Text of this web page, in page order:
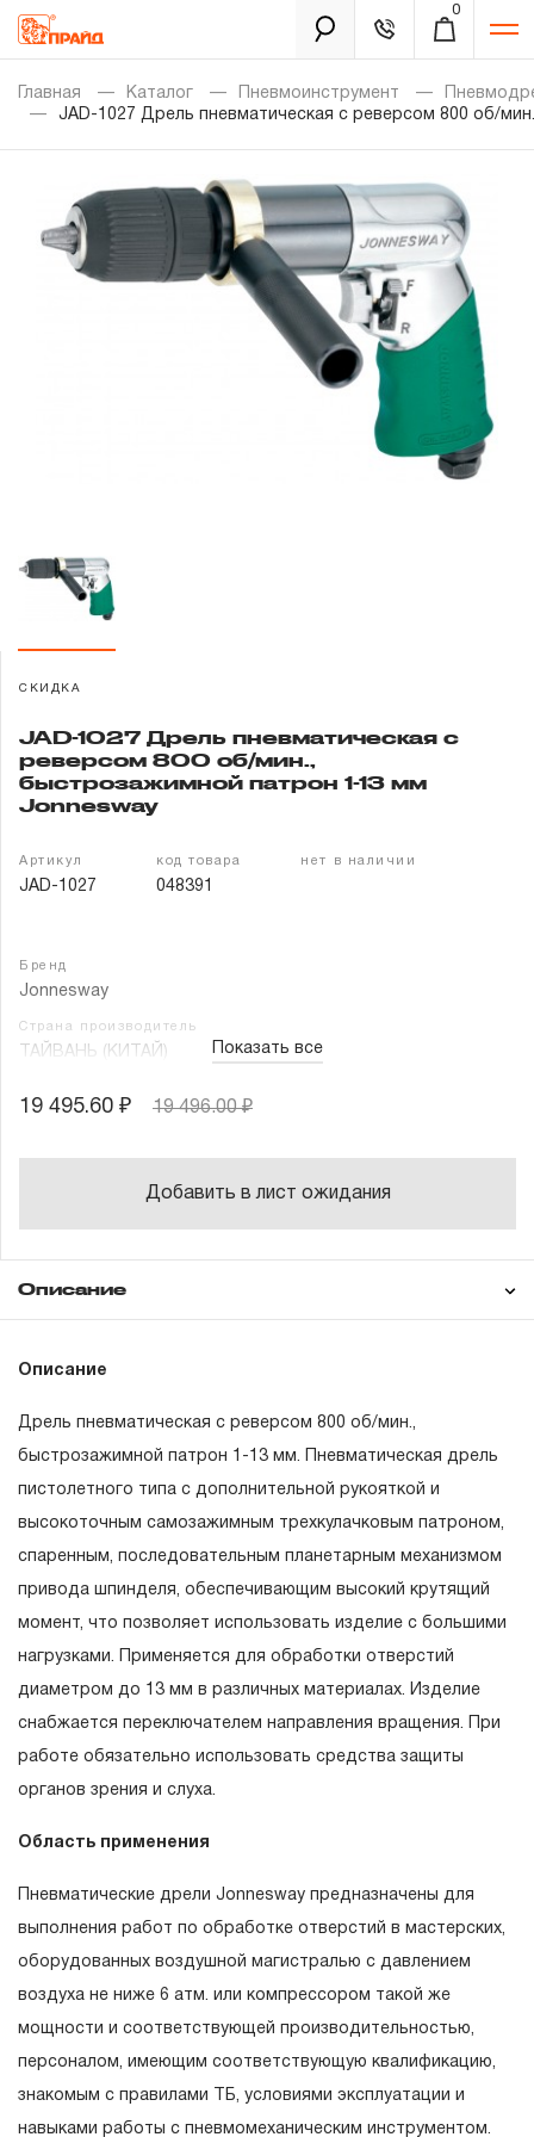
0
Каталог
Новинки
Распродажа
Гарантия и сервис
Партнерам
Контакты
Забыли пароль?
Главная Каталог Пневмоинструмент
JAD-1027 Дрель пневматическая с реверсом 800 об/
СКИДКА
JAD-1027 Дрель пневматическая с
реверсом 800 об/мин.,
быстрозажимной патрон 1-13 мм
Jonnesway
Артикул
JAD-1027
код товара
048391
нет в наличии
Бренд
Jonnesway
Страна производитель
ТАЙВАНЬ (КИТАЙ) Показать все
19 495.60 ₽ 19 496.00 ₽
Добавить в лист ожидания
Описание
Техническая
Состав товара
Описание
Дрель пневматическая с реверсом 800 об/мин.,
быстрозажимной патрон 1-13 мм. Пневматическая дрель
пистолетного типа с дополнительной рукояткой и
высокоточным самозажимным трехкулачковым патроном,
спаренным, последовательным планетарным механизмом
привода шпинделя, обеспечивающим высокий крутящий
момент, что позволяет использовать изделие с большими
нагрузками. Применяется для обработки отверстий
диаметром до 13 мм в различных материалах. Изделие
снабжается переключателем направления вращения. При
работе обязательно использовать средства защиты
органов зрения и слуха.
Область применения
Пневматические дрели Jonnesway предназначены для
выполнения работ по обработке отверстий в мастерских,
оборудованных воздушной магистралью с давлением
воздуха не ниже 6 атм. или компрессором такой же
мощности и соответствующей производительностью,
персоналом, имеющим соответствующую квалификацию,
знакомым с правилами ТБ, условиями эксплуатации и
навыками работы с пневмомеханическим инструментом.
Понятие «ПОЖИЗНЕННАЯ ГАРАНТИЯ».
себя признание неограниченного срока поддержания
гарантийных обязательств в течение всего периода
эксплуатации изделия, а также замена или ремонт
вышедшего из строя инструмента, если при
проведении технической экспертизы было
установлено, что производитель использовал при
1.2 «ПОЖИЗНЕННАЯ ГАРАНТИЯ» предоставляется
2. Понятие «ОГРАНИЧЕННАЯ ГАРАНТИЯ»
2.1 На инструмент, имеющий в своей конструкции
КИНЕМАТИЧЕСКУЮ СХЕМУ (МЕХАНИЗМ)
скачать инструкцию
Дрель пневматическая
Рукоятка
Краткая инструкция на русском языке/